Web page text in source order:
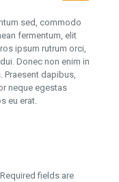
sed, commodo
fermentum, elit
ipsum rutrum orci,
Donec non enim in
Praesent dapibus,
neque egestas
eu erat.
Required fields are